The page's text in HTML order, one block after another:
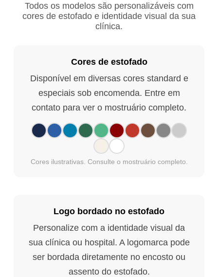
Todos os modelos são personalizáveis com
cores de estofado e identidade visual da sua
clínica.
Cores de estofado
Disponível em diversas cores standard e
especiais sob encomenda. Entre em
contato para ver o mostruário completo.
Cores ilustrativas. Consulte o mostruário completo.
Logo bordado no estofado
Personalize com a identidade visual da
sua clínica ou hospital. A logomarca pode
ser bordada diretamente no encosto ou
assento do estofado.